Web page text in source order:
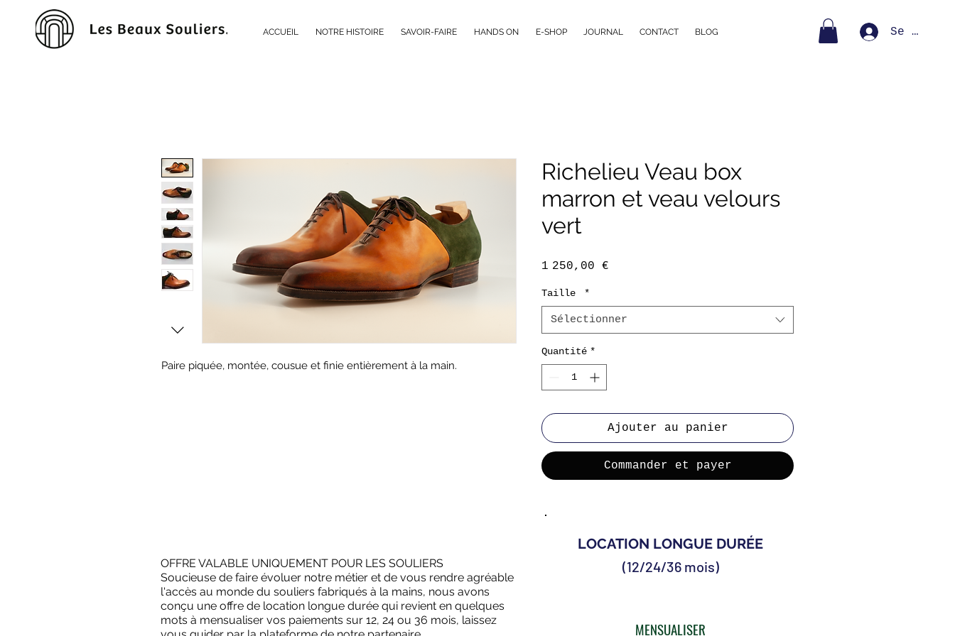
ACCUEIL NOTRE HISTOIRE SAVOIR-FAIRE HANDS ON E-SHOP JOURNAL CONTACT BLOG Se
Paire piquée, montée, cousue et finie entièrement à la main.
Richelieu Veau box
marron et veau velours
vert
1 250,00 €
Taille *
Sélectionner
Quantité *
Ajouter au panier
Commander et payer
OFFRE VALABLE UNIQUEMENT POUR LES SOULIERS
Soucieuse de faire évoluer notre métier et de vous rendre agréable
l'accès au monde du souliers fabriqués à la mains, nous avons
conçu une offre de location longue durée qui revient en quelques
mots à mensualiser vos paiements sur 12, 24 ou 36 mois, laissez
LOCATION LONGUE DURÉE
(12/24/36 mois)
MENSUALISER